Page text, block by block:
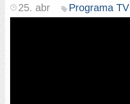
25. abr Programa TV